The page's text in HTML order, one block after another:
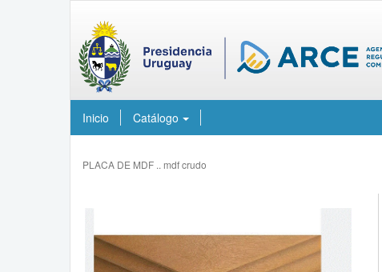
Inicio Catálogo
PLACA DE MDF .. mdf crudo